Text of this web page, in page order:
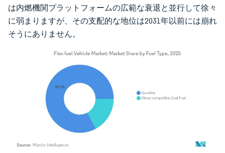
は内燃機関プラットフォームの広範な衰退と並行して徐々
に弱まりますが、その支配的な地位は2031年以前には崩れ
そうにありません。